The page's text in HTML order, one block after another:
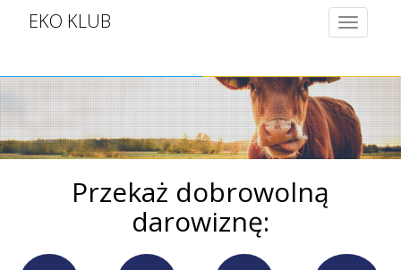
EKO KLUB
Toggle
Przekaż dobrowolną
darowiznę: